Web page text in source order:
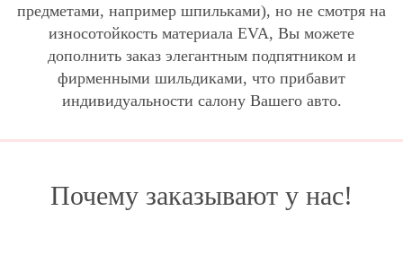
предметами, например шпильками), но не смотря на
износотойкость материала EVA, Вы можете
дополнить заказ элегантным подпятником и
фирменными шильдиками, что прибавит
индивидуальности салону Вашего авто.
Почему заказывают у нас!